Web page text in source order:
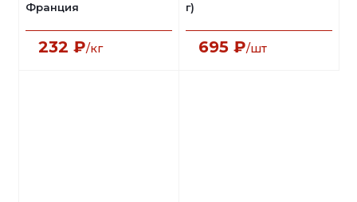
Франция
232 ₽/кг
г)
695 ₽/шт